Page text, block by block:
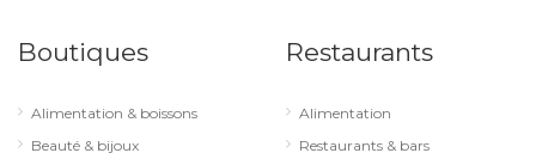
Boutiques
Alimentation & boissons
Beauté & bijoux
Restaurants
Alimentation
Restaurants & bars